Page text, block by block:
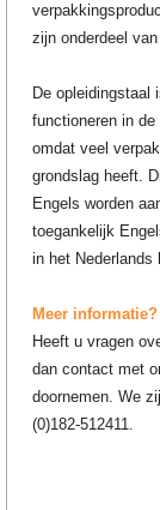
zijn onderdeel
De
functioneren in
omdat veel
grondslag heeft.
Engels worden
toegankelijk
in het Nederlands
Meer informatie?
Heeft u vragen
dan contact met
doornemen. We
(0)182-512411.